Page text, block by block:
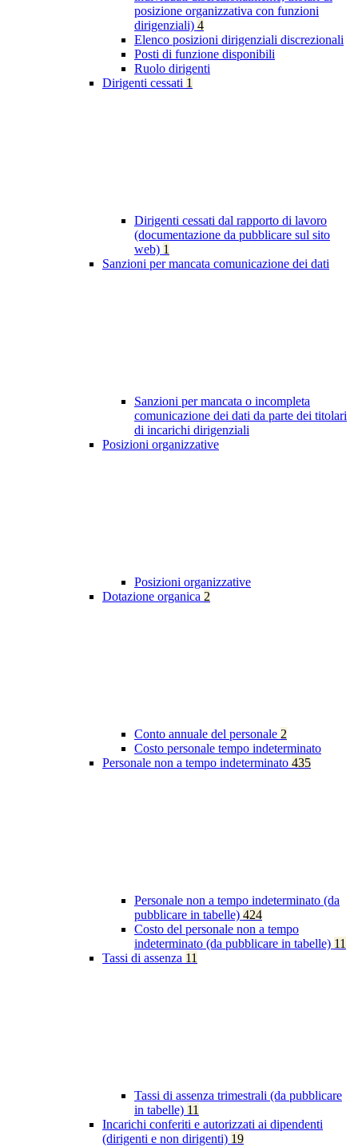
posizione organizzativa con funzioni
dirigenziali) 4
Elenco posizioni dirigenziali discrezionali
Posti di funzione disponibili
Ruolo dirigenti
Dirigenti cessati 1
Dirigenti cessati dal rapporto di lavoro
(documentazione da pubblicare sul sito
web) 1
Sanzioni per mancata comunicazione dei dati
Sanzioni per mancata o incompleta
comunicazione dei dati da parte dei titolari
di incarichi dirigenziali
Posizioni organizzative
Posizioni organizzative
Dotazione organica 2
Conto annuale del personale 2
Costo personale tempo indeterminato
Personale non a tempo indeterminato 435
Personale non a tempo indeterminato (da
pubblicare in tabelle) 424
Costo del personale non a tempo
indeterminato (da pubblicare in tabelle) 11
Tassi di assenza 11
Tassi di assenza trimestrali (da pubblicare
in tabelle) 11
Incarichi conferiti e autorizzati ai dipendenti
(dirigenti e non dirigenti) 19